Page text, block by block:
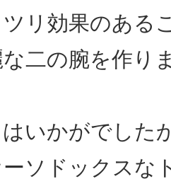
リ効果のある
二の腕を作り
いかがでした
ソドックスな